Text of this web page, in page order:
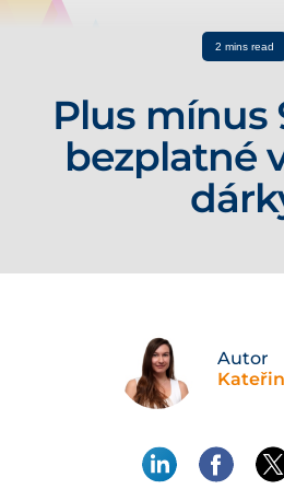
2 mins read
Plus mínus
bezplatné
Autor